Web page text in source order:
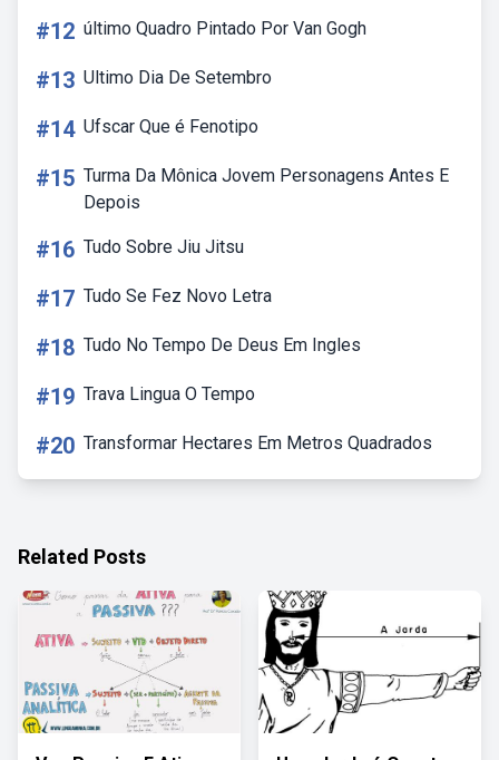
#12 último Quadro Pintado Por Van Gogh
#13 Ultimo Dia De Setembro
#14 Ufscar Que é Fenotipo
#15 Turma Da Mônica Jovem Personagens Antes E
Depois
#16 Tudo Sobre Jiu Jitsu
#17 Tudo Se Fez Novo Letra
#18 Tudo No Tempo De Deus Em Ingles
#19 Trava Lingua O Tempo
#20 Transformar Hectares Em Metros Quadrados
Related Posts